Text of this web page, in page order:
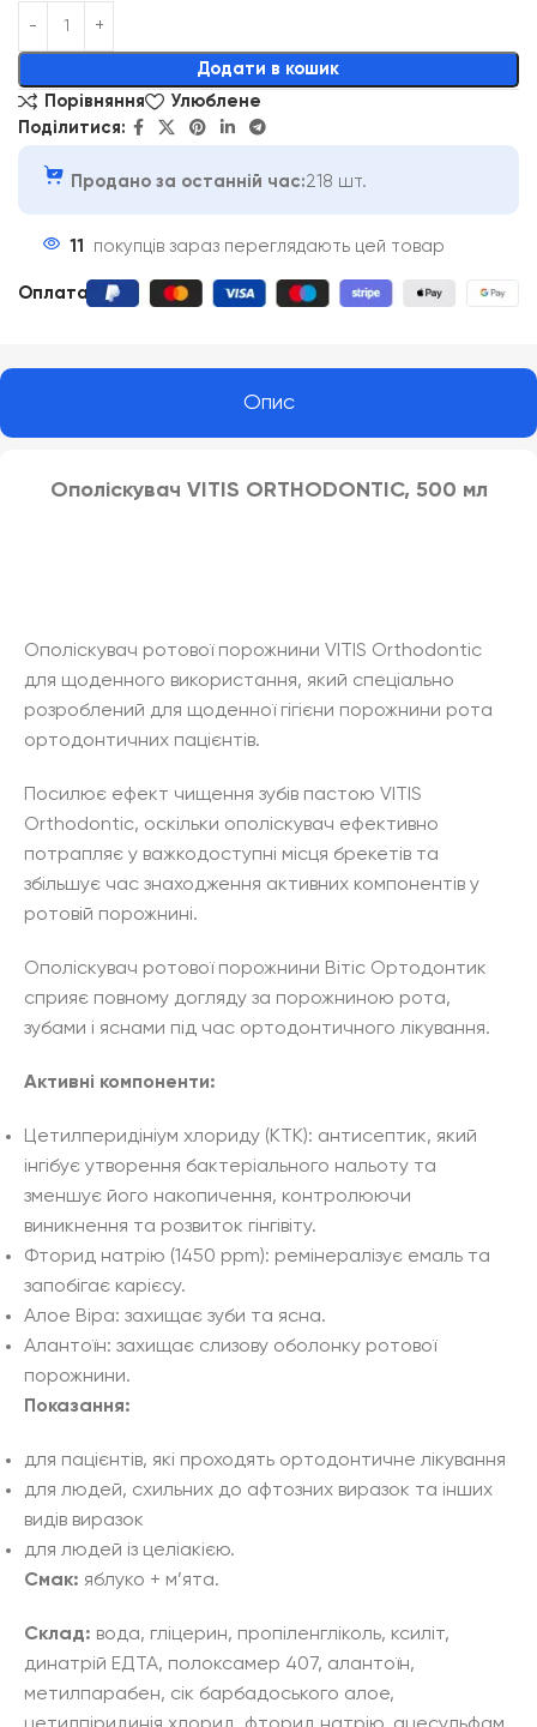
Додати в кошик
Alternative:
Порівняння
Улюблене
Поділитися:
Продано за останній час:218 шт.
11 покупців зараз переглядають цей товар
Оплата
Опис
Ополіскувач VITIS ORTHODONTIC, 500 мл
Ополіскувач ротової порожнини VITIS Orthodontic
для щоденного використання, який спеціально
розроблений для щоденної гігієни порожнини рота
ортодонтичних пацієнтів.
Посилює ефект чищення зубів пастою VITIS
Orthodontic, оскільки ополіскувач ефективно
потрапляє у важкодоступні місця брекетів та
збільшує час знаходження активних компонентів у
ротовій порожнині.
Ополіскувач ротової порожнини Вітіс Ортодонтик
сприяє повному догляду за порожниною рота,
зубами і яснами під час ортодонтичного лікування.
Активні компоненти:
Цетилперидініум хлориду (КТК): антисептик, який
інгібує утворення бактеріального нальоту та
зменшує його накопичення, контролюючи
виникнення та розвиток гінгівіту.
Фторид натрію (1450 ppm): ремінералізує емаль та
запобігає карієсу.
Алое Віра: захищає зуби та ясна.
Алантоїн: захищає слизову оболонку ротової
порожнини.
Показання:
для пацієнтів, які проходять ортодонтичне лікування
для людей, схильних до афтозних виразок та інших
видів виразок
для людей із целіакією.
Смак: яблуко + м’ята.
Склад: вода, гліцерин, пропіленгліколь, ксиліт,
динатрій ЕДТА, полоксамер 407, алантоїн,
метилпарабен, сік барбадоського алое,